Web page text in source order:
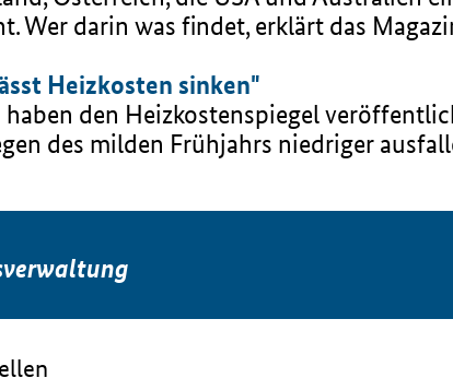
darin was findet, erklärt das
Heizkosten sinken"
den Heizkostenspiegel
des milden Frühjahrs niedriger